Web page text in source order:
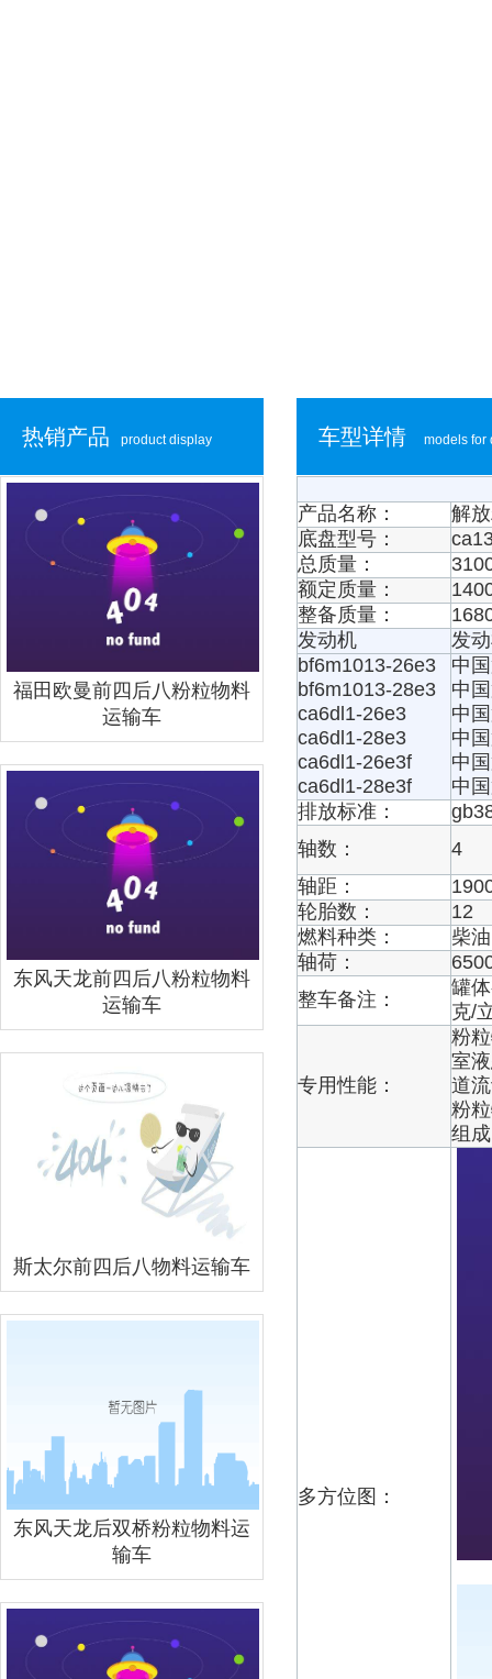
热销产品 product display
福田欧曼前四后八粉粒物料
运输车
东风天龙前四后八粉粒物料
运输车
斯太尔前四后八物料运输车
东风天龙后双桥粉粒物料运
输车
车型详情 models for
产品名称：
解
底盘型号：
总质量：
额定质量：
整备质量：
发动机
发
bf6m1013-26e3
bf6m1013-28e3
ca6dl1-26e3
ca6dl1-28e3
ca6dl1-26e3f
ca6dl1-28e3f
中
中
中
中
中
中
排放标准：
轴数：
4
轴距：
轮胎数：
12
燃料种类：
柴油
轴荷：
整车备注：
罐
克/
专用性能：
粉
室
道
粉
组
多方位图：